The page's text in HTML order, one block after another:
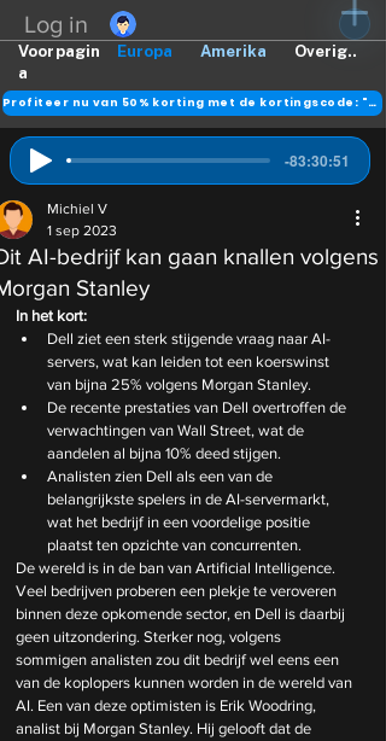
Log in
Europa Amerika Overig..
Voorpagin
a
Profiteer nu van 50% korting met de kortingscode: "DANK"
-83:30:51
AI-bedrijf kan gaan knallen volgens
Stanley
Michiel V
1 sep 2023
In het kort:
Dell ziet een sterk stijgende vraag naar AI-
servers, wat kan leiden tot een koerswinst
van bijna 25% volgens Morgan Stanley.
De recente prestaties van Dell overtroffen de
verwachtingen van Wall Street, wat de
aandelen al bijna 10% deed stijgen.
Analisten zien Dell als een van de
belangrijkste spelers in de AI-servermarkt,
wat het bedrijf in een voordelige positie
plaatst ten opzichte van concurrenten.
De wereld is in de ban van Artificial Intelligence.
Veel bedrijven proberen een plekje te veroveren
binnen deze opkomende sector, en Dell is daarbij
geen uitzondering. Sterker nog, volgens
sommigen analisten zou dit bedrijf wel eens een
van de koplopers kunnen worden in de wereld van
AI. Een van deze optimisten is Erik Woodring,
analist bij Morgan Stanley. Hij gelooft dat de